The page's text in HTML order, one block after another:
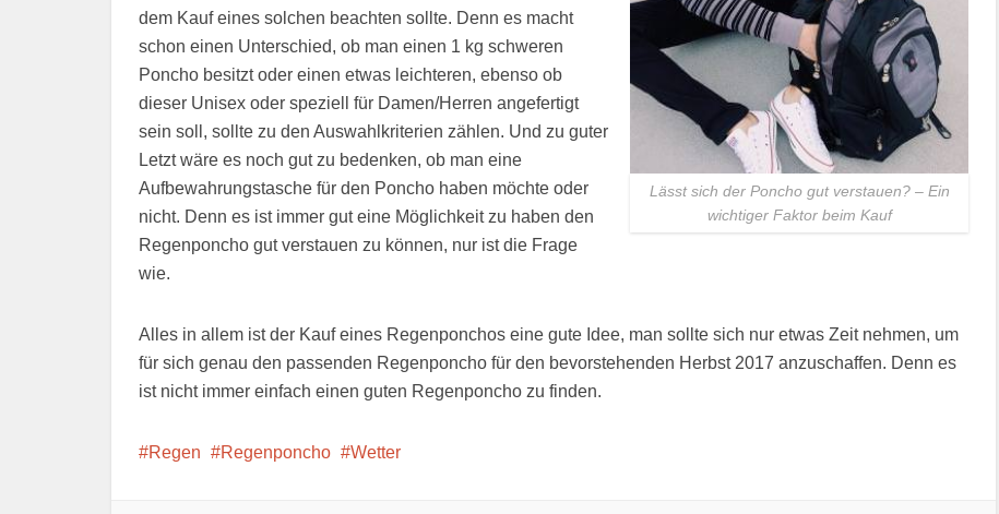
Lässt sich der Poncho gut verstauen? – Ein
wichtiger Faktor beim Kauf
dem Kauf eines solchen beachten sollte. Denn es macht
schon einen Unterschied, ob man einen 1 kg schweren
Poncho besitzt oder einen etwas leichteren, ebenso ob
dieser Unisex oder speziell für Damen/Herren angefertigt
sein soll, sollte zu den Auswahlkriterien zählen. Und zu guter
Letzt wäre es noch gut zu bedenken, ob man eine
Aufbewahrungstasche für den Poncho haben möchte oder
nicht. Denn es ist immer gut eine Möglichkeit zu haben den
Regenponcho gut verstauen zu können, nur ist die Frage
wie.
Alles in allem ist der Kauf eines Regenponchos eine gute Idee, man sollte sich nur etwas Zeit nehmen, um
für sich genau den passenden Regenponcho für den bevorstehenden Herbst 2017 anzuschaffen. Denn es
ist nicht immer einfach einen guten Regenponcho zu finden.
Regen Regenponcho Wetter